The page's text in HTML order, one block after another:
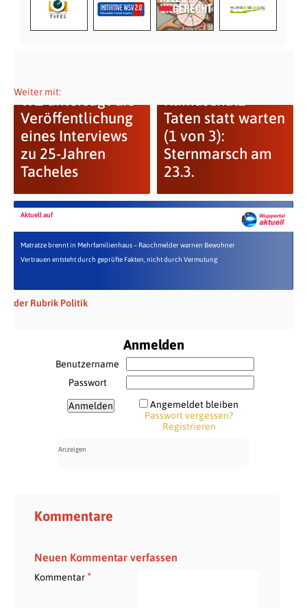
Weiter mit:
WZ untersagt die
Veröffentlichung
eines Interviews
zu 25-Jahren
Tacheles
Klimaschutz-
Taten statt warten
(1 von 3):
Sternmarsch am
23.3.
Aktuell auf
Matratze brennt in Mehrfamilienhaus – Rauchmelder warnen Bewohner
Vertrauen entsteht durch geprüfte Fakten, nicht durch Vermutung
der Rubrik Politik
Anmelden
Benutzername
Passwort
Angemeldet bleiben
Passwort vergessen?
Registrieren
Kommentare
Neuen Kommentar verfassen
Kommentar*